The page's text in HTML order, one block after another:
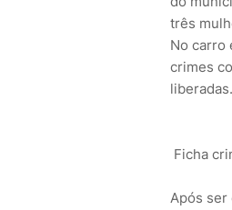
três
No carro
crimes
liberadas.
Ficha
Após ser